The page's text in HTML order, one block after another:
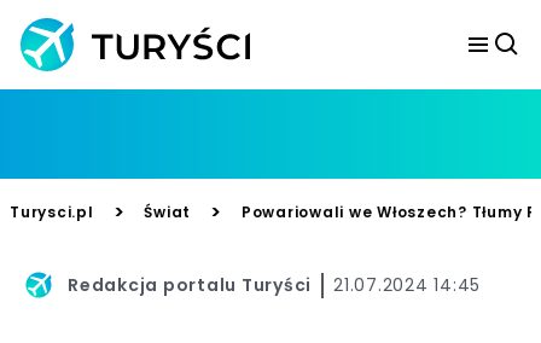
Turysci.pl > Świat > Powariowali we Włoszech? Tłumy
Redakcja portalu Turyści 21.07.2024 14:45